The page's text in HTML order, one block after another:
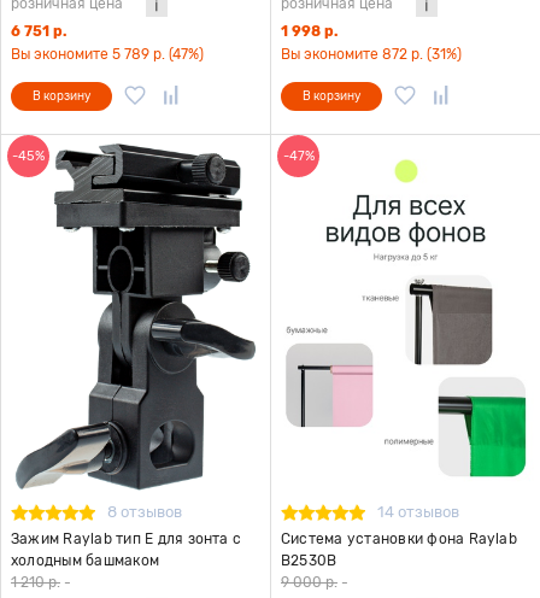
6 751 р.
Вы экономите 5 789 р. (47%)
В корзину
1 998 р.
Вы экономите 872 р. (31%)
В корзину
-45%
8 отзывов
Зажим Raylab тип E для зонта с
холодным башмаком
1 210 р. -
-47%
14 отзывов
Система установки фона Raylab
B2530B
9 000 р. -